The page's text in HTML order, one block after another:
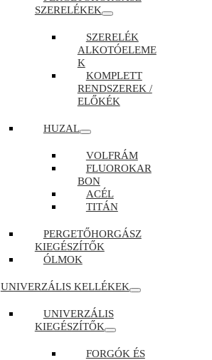
SZERELÉKEK
SZERELÉK
ALKOTÓELEME
K
KOMPLETT
RENDSZEREK /
ELŐKÉK
HUZAL
VOLFRÁM
FLUOROKAR
BON
ACÉL
TITÁN
PERGETŐHORGÁSZ
KIEGÉSZÍTŐK
ÓLMOK
UNIVERZÁLIS KELLÉKEK
UNIVERZÁLIS
KIEGÉSZÍTŐK
FORGÓK ÉS